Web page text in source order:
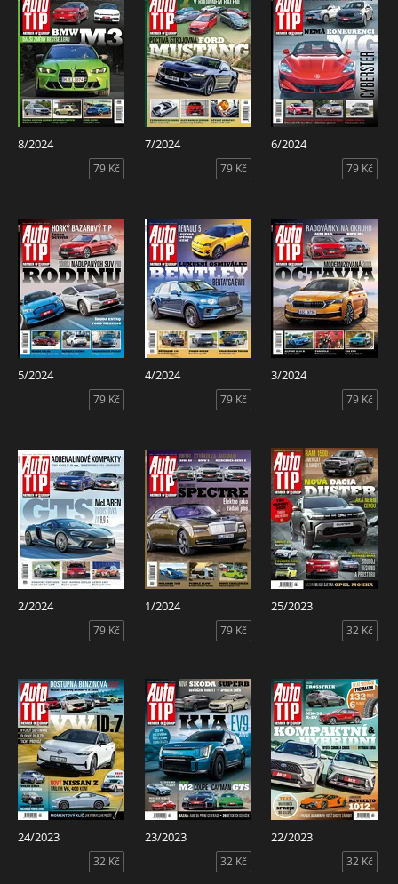
8/2024
79 Kč
7/2024
79 Kč
6/2024
79 Kč
5/2024
79 Kč
4/2024
79 Kč
3/2024
79 Kč
2/2024
79 Kč
1/2024
79 Kč
25/2023
32 Kč
24/2023
32 Kč
23/2023
32 Kč
22/2023
32 Kč